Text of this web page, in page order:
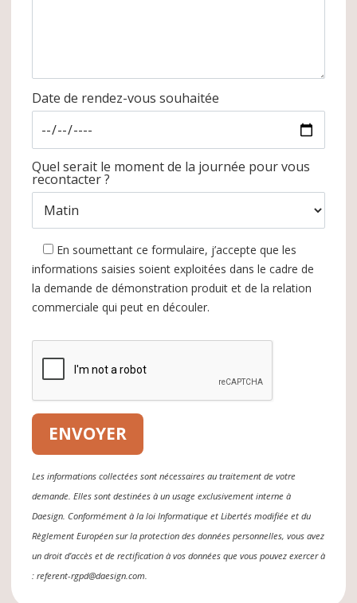
Date de rendez-vous souhaitée
Quel serait le moment de la journée pour vous
recontacter ?
En soumettant ce formulaire, j’accepte que les
informations saisies soient exploitées dans le cadre de
la demande de démonstration produit et de la relation
commerciale qui peut en découler.
Les informations collectées sont nécessaires au traitement de votre
demande. Elles sont destinées à un usage exclusivement interne à
Daesign. Conformément à la loi Informatique et Libertés modifiée et du
Règlement Européen sur la protection des données personnelles, vous avez
un droit d’accès et de rectification à vos données que vous pouvez exercer à
: referent-rgpd@daesign.com.